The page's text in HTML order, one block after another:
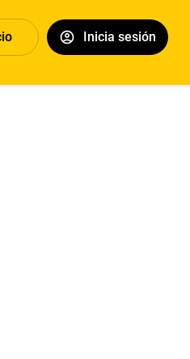
Inicia sesión